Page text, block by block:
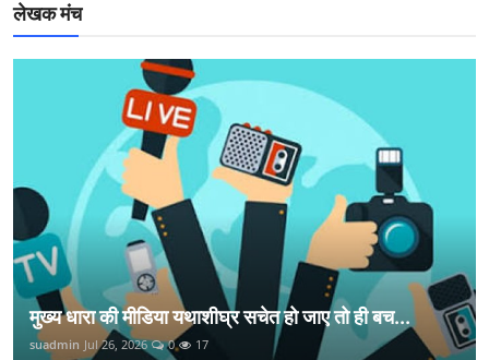
लेखक मंच
मुख्य धारा की मीडिया यथाशीघ्र सचेत हो जाए तो ही बच...
suadmin Jul 26, 2026 0 17